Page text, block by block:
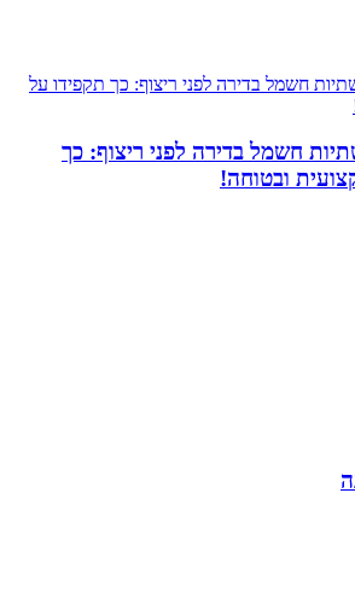
חשמל בדירה לפני ריצוף: כך
ובטוחה!